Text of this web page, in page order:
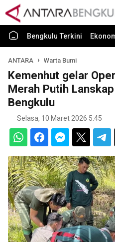
Bengkulu Terkini
ANTARA Warta Bumi
Kemenhut gelar
Merah Putih
Bengkulu
Selasa, 10 Maret 2026 5:45